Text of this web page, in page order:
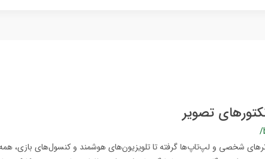
تصویر
/
شخصی و لپ‌تاپ‌ها گرفته تا تلویزیون‌های هوشمند و کنسول‌های بازی،